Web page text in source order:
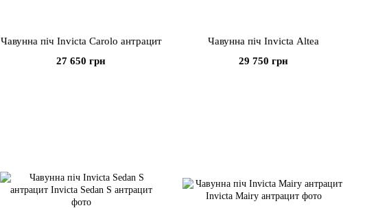
Чавунна піч Invicta Carolo антрацит
27 650 грн
Чавунна піч Invicta Altea
29 750 грн